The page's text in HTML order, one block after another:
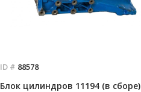
ID # 88578
Блок цилиндров 11194 (в сборе)